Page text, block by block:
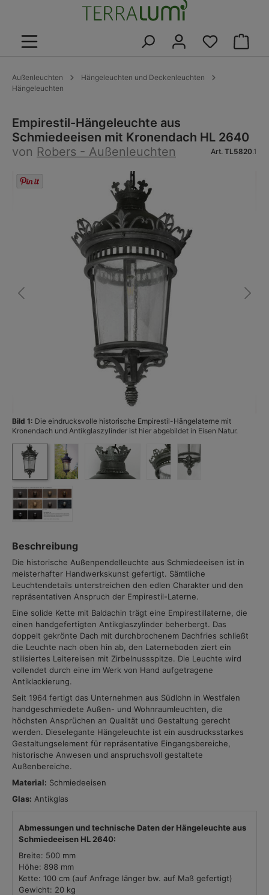
Außenleuchten
Hängeleuchten und Deckenleuchten
Hängeleuchten
Empirestil-Hängeleuchte aus
Schmiedeeisen mit Kronendach HL 2640
von Robers - Außenleuchten Art. TL5820.1
Bildergalerie überspringen
Bild 1: Die eindrucksvolle historische Empirestil-Hängelaterne mit
Kronendach und Antikglaszylinder ist hier abgebildet in Eisen Natur.
Beschreibung
Die historische Außenpendelleuchte aus Schmiedeeisen ist in
meisterhafter Handwerkskunst gefertigt. Sämtliche
Leuchtendetails unterstreichen den edlen Charakter und den
repräsentativen Anspruch der Empirestil-Laterne.
Eine solide Kette mit Baldachin trägt eine Empirestillaterne, die
einen handgefertigten Antikglaszylinder beherbergt. Das
doppelt gekrönte Dach mit durchbrochenem Dachfries schließt
die Leuchte nach oben hin ab, den Laterneboden ziert ein
stilisiertes Leitereisen mit Zirbelnussspitze. Die Leuchte wird
vollendet durch eine im Werk von Hand aufgetragene
Antiklackierung.
Seit 1964 fertigt das Unternehmen aus Südlohn in Westfalen
handgeschmiedete Außen- und Wohnraumleuchten, die
höchsten Ansprüchen an Qualität und Gestaltung gerecht
werden. Dieselegante Hängeleuchte ist ein ausdrucksstarkes
Gestaltungselement für repräsentative Eingangsbereiche,
historische Anwesen und anspruchsvoll gestaltete
Außenbereiche.
Material: Schmiedeeisen
Glas: Antikglas
Abmessungen und technische Daten der Hängeleuchte aus
Schmiedeeisen HL 2640:
Breite: 500 mm
Höhe: 898 mm
Kette: 100 cm (auf Anfrage länger bw. auf Maß gefertigt)
Gewicht: 20 kg